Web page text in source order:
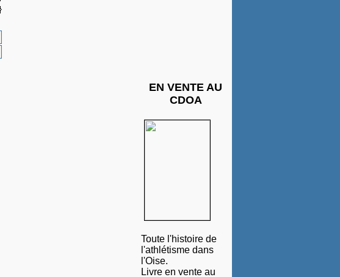
EN VENTE AU
CDOA
Toute l'histoire de
l'athlétisme dans
l'Oise.
Livre en vente au